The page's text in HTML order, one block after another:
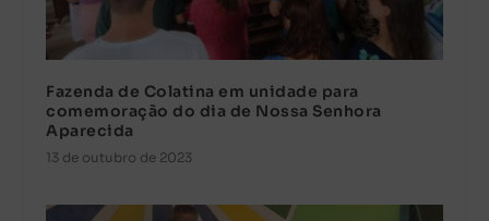
Fazenda de Colatina em unidade para
comemoração do dia de Nossa Senhora
Aparecida
13 de outubro de 2023